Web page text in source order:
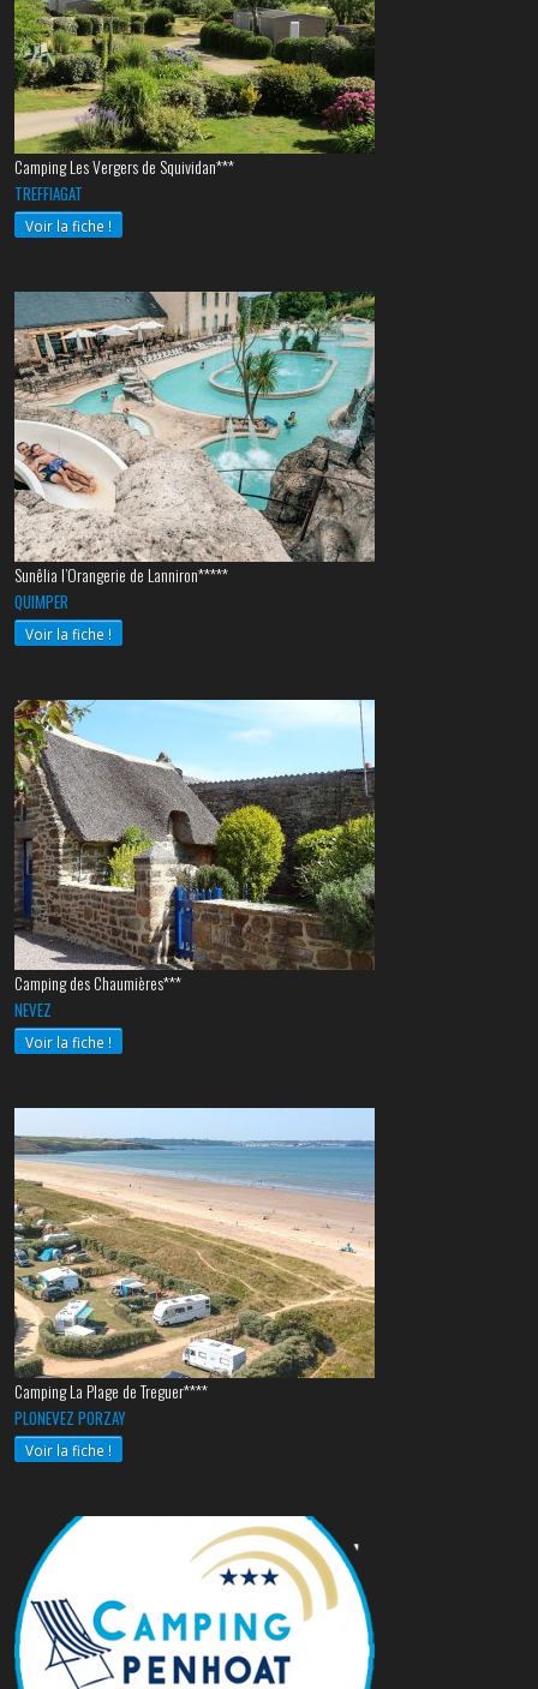
Camping Les Vergers de Squividan***
TREFFIAGAT
Voir la fiche !
Sunêlia l’Orangerie de Lanniron*****
QUIMPER
Voir la fiche !
Camping des Chaumières***
NEVEZ
Voir la fiche !
Camping La Plage de Treguer****
PLONEVEZ PORZAY
Voir la fiche !